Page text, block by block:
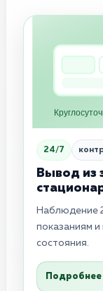
24/7
Вывод из
Наблюдение
показаниям
состояния.
Подробнее